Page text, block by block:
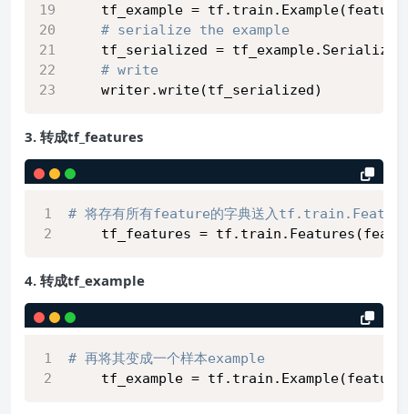
tf_example =
# serialize the example
tf_serialized =
# write
    writer.write(tf_serialized)
3. 转成tf_features
# 将存有所有feature的字典送入
tf_features =
4. 转成tf_example
# 再将其变成一个样本example
tf_example =